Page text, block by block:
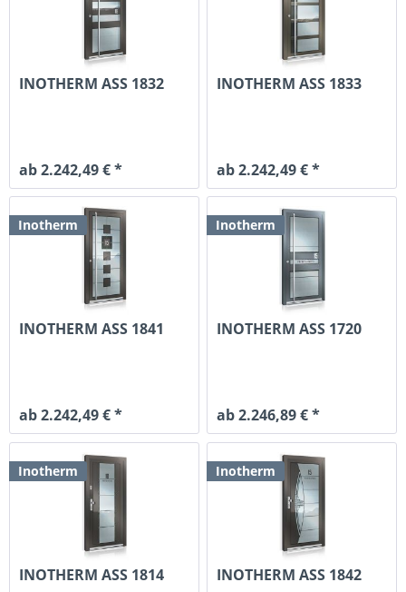
INOTHERM ASS 1832
ab 2.242,49 € *
INOTHERM ASS 1833
ab 2.242,49 € *
Inotherm
INOTHERM ASS 1841
ab 2.242,49 € *
Inotherm
INOTHERM ASS 1720
ab 2.246,89 € *
Inotherm
INOTHERM ASS 1814
Inotherm
INOTHERM ASS 1842